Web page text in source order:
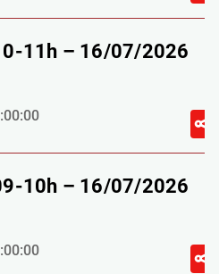
11h – 16/07/2026
10h – 16/07/2026